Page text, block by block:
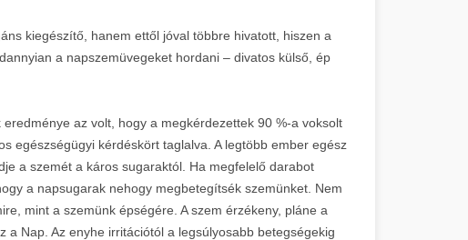
kiegészítő, hanem ettől jóval többre hivatott, hiszen a
a napszemüvegeket hordani – divatos külső, ép
az volt, hogy a megkérdezettek 90 %-a voksolt
egészségügyi kérdéskört taglalva. A legtöbb ember egész
a szemét a káros sugaraktól. Ha megfelelő darabot
a napsugarak nehogy megbetegítsék szemünket. Nem
mint a szemünk épségére. A szem érzékeny, pláne a
Nap. Az enyhe irritációtól a legsúlyosabb betegségekig